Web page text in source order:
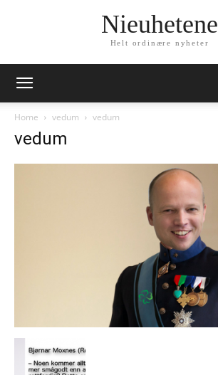
Nieuhetene
Helt ordinære nyheter
Home vedum vedum
vedum